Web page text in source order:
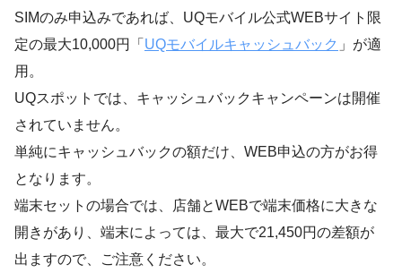
SIMのみ申込みであれば、UQモバイル公式WEBサイト限
定の最大10,000円「 UQモバイルキャッシュバック 」が適
用。
UQスポットでは、キャッシュバックキャンペーンは開催
されていません。
単純にキャッシュバックの額だけ、WEB申込の方がお得
となります。
端末セットの場合では、店舗とWEBで端末価格に大きな
開きがあり、端末によっては、最大で21,450円の差額が
出ますので、ご注意ください。